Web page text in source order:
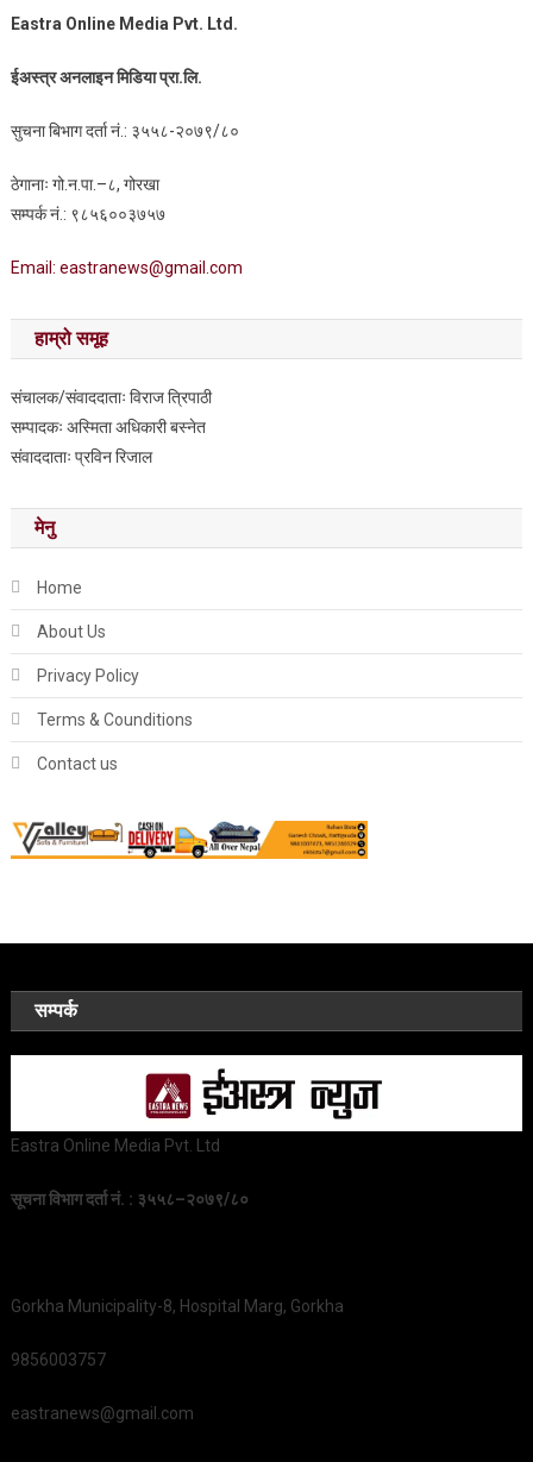
Eastra Online Media Pvt. Ltd.
ईअस्त्र अनलाइन मिडिया प्रा.लि.
सुचना बिभाग दर्ता नं.: ३५५८-२०७९/८०
ठेगानाः गो.न.पा.–८, गोरखा
सम्पर्क नं.: ९८५६००३७५७
Email: eastranews@gmail.com
हाम्रो समूह
संचालक/संवाददाताः विराज त्रिपाठी
सम्पादकः अस्मिता अधिकारी बस्नेत
संवाददाताः प्रविन रिजाल
मेनु
Home
About Us
Privacy Policy
Terms & Counditions
Contact us
सम्पर्क
Eastra Online Media Pvt. Ltd
सूचना विभाग दर्ता नं. : ३५५८–२०७९/८०
Gorkha Municipality-8, Hospital Marg, Gorkha
9856003757
eastranews@gmail.com